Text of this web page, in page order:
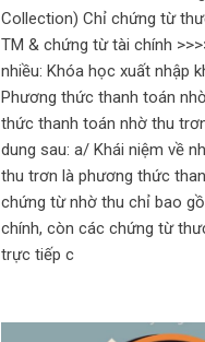
Collection) Chỉ chứng từ
TM & chứng từ tài chính
nhiều: Khóa học xuất nhập
Phương thức thanh toán
thức thanh toán nhờ thu
dung sau: a/ Khái niệm về
thu trơn là phương thức
chứng từ nhờ thu chỉ bao
chính, còn các chứng từ
trực tiếp c